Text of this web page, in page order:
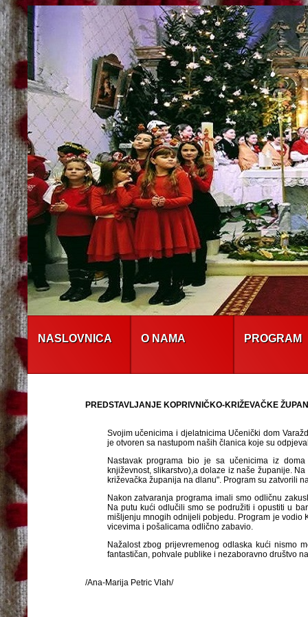
NASLOVNICA O NAMA PROGRAM
PREDSTAVLJANJE KOPRIVNIČKO-KRIŽEVAČKE
Svojim učenicima i djelatnicima Učenički dom
je otvoren sa nastupom naših članica koje su
Nastavak programa bio je sa učenicima iz
književnost, slikarstvo),a dolaze iz naše županije.
križevačka županija na dlanu". Program su zatvorili
Nakon zatvaranja programa imali smo odličnu
Na putu kući odlučili smo se podružiti i opustiti u
mišljenju mnogih odnijeli pobjedu. Program je vodio
vicevima i pošalicama odlično zabavio.
Nažalost zbog prijevremenog odlaska kući nismo
fantastičan, pohvale publike i nezaboravno društvo
/Ana-Marija Petric Vlah/